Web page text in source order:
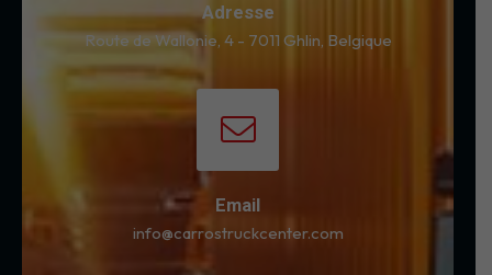
Adresse
Route de Wallonie, 4 - 7011 Ghlin, Belgique
Email
info@carrostruckcenter.com